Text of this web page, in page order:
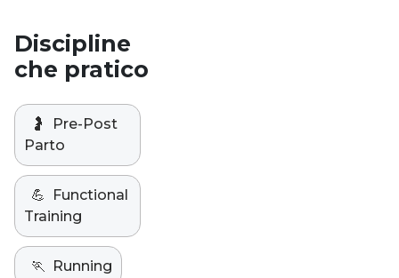
Discipline
che pratico
🤰
Pre-Post
Parto
💪
Functional
Training
🏃 Running